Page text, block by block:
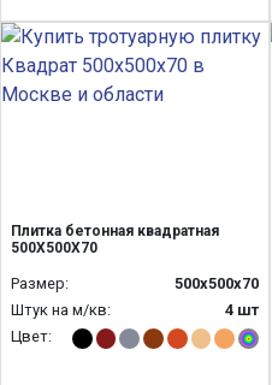
Плитка бетонная квадратная
500Х500Х70
Размер:
500х500х70
Штук на м/кв:
4 шт
Цвет: